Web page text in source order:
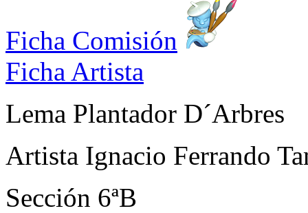
Ficha Comisión
Ficha Artista
Lema Plantador D´Arbres
Artista Ignacio Ferrando
Sección 6ªB